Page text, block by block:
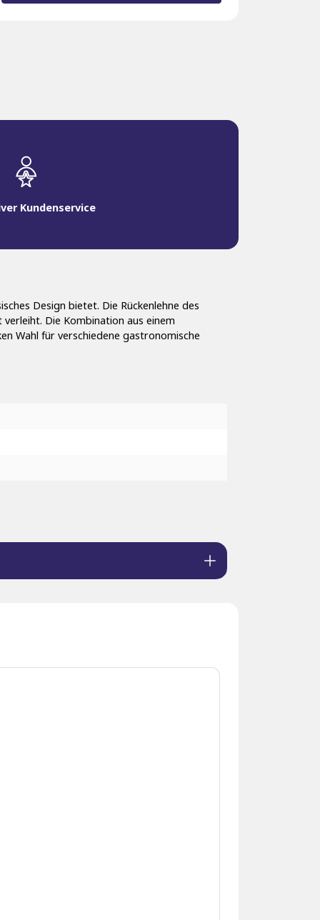
Kundenservice
Design bietet. Die Rückenlehne des
Die Kombination aus einem
Wahl für verschiedene gastronomische